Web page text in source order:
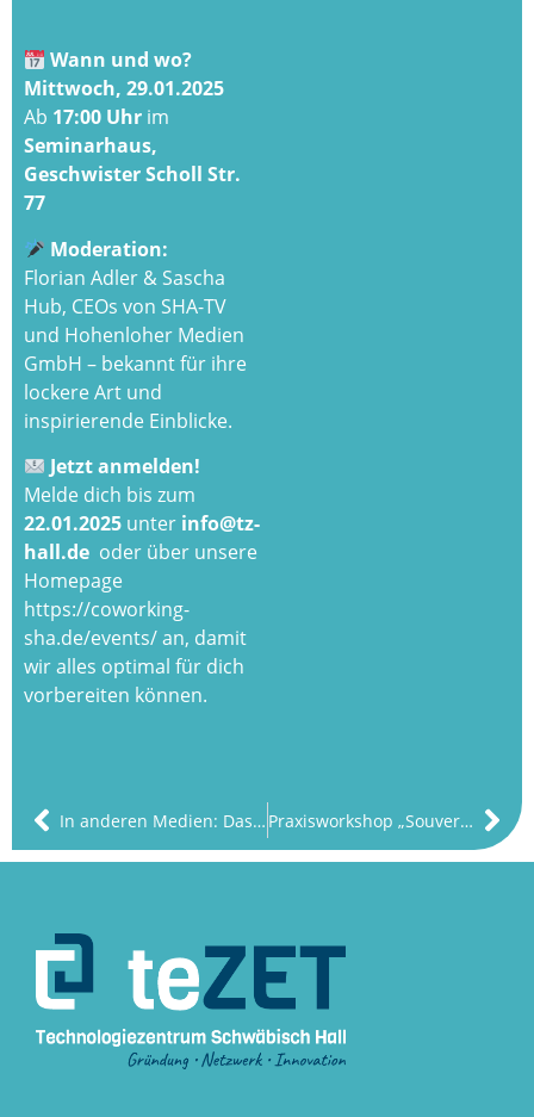
Wann und wo?
Mittwoch, 29.01.2025
Ab 17:00 Uhr im
Seminarhaus,
Geschwister Scholl Str.
77
Moderation:
Florian Adler & Sascha
Hub, CEOs von SHA-TV
und Hohenloher Medien
GmbH – bekannt für ihre
lockere Art und
inspirierende Einblicke.
Jetzt anmelden!
Melde dich bis zum
22.01.2025 unter info@tz-
hall.de oder über unsere
Homepage
https://coworking-
sha.de/events/an, damit
wir alles optimal für dich
vorbereiten können.
In anderen Medien: Das teZET Schwäbisch Hall in der WELT Praxisworkshop „Souverän Auftreten“ 25. Februar 2025